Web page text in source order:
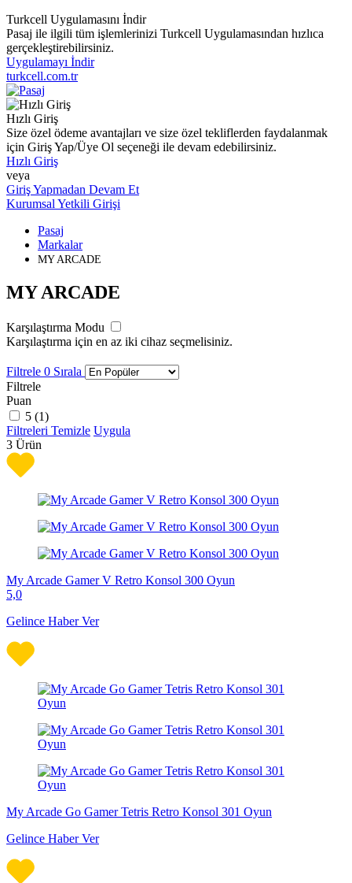
Turkcell Uygulamasını İndir
Pasaj ile ilgili tüm işlemlerinizi Turkcell Uygulamasından hızlıca
gerçekleştirebilirsiniz.
Uygulamayı İndir
turkcell.com.tr
Hızlı Giriş
Size özel ödeme avantajları ve size özel tekliflerden faydalanmak
için Giriş Yap/Üye Ol seçeneği ile devam edebilirsiniz.
Hızlı Giriş
veya
Giriş Yapmadan Devam Et
Kurumsal Yetkili Girişi
Pasaj
Markalar
MY ARCADE
MY ARCADE
Karşılaştırma Modu
Karşılaştırma için en az iki cihaz seçmelisiniz.
Filtrele 0 Sırala
Filtrele
Puan
5 (1)
Filtreleri Temizle Uygula
3 Ürün
My Arcade Gamer V Retro Konsol 300 Oyun
5,0
Gelince Haber Ver
My Arcade Go Gamer Tetris Retro Konsol 301 Oyun
Gelince Haber Ver